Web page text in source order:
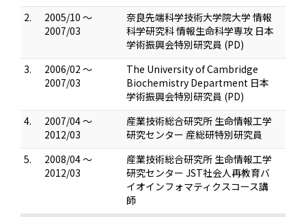
2.
2005/10 ～
2007/03
奈良先端科学技術大学院大学 情報
科学研究科 情報生命科学専攻 日本
学術振興会特別研究員 (PD)
3.
2006/02 ～
2007/03
The University of Cambridge
Biochemistry Department 日本
学術振興会特別研究員 (PD)
4.
2007/04 ～
2012/03
産業技術総合研究所 生命情報工学
研究センター 産総研特別研究員
5.
2008/04 ～
2012/03
産業技術総合研究所 生命情報工学
研究センター JST社会人再教育バ
イオインフォマティクスコース講
師